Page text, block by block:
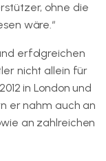
ohne die
wäre.“
erfolgreichen
nicht allein für
in London und
er nahm auch an
an zahlreichen